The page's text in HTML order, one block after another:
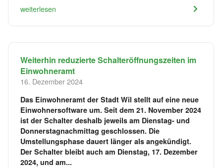
weiterlesen
Weiterhin reduzierte Schalteröffnungszeiten im
Einwohneramt
16. Dezember 2024
Das Einwohneramt der Stadt Wil stellt auf eine neue
Einwohnersoftware um. Seit dem 21. November 2024
ist der Schalter deshalb jeweils am Dienstag- und
Donnerstagnachmittag geschlossen. Die
Umstellungsphase dauert länger als angekündigt.
Der Schalter bleibt auch am Dienstag, 17. Dezember
2024, und am...